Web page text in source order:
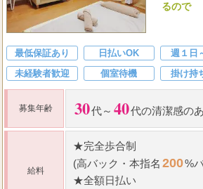
るので
最低保証あり 日払いOK 週１日
未経験者歓迎
個室待機 掛け持
募集年齢 30代～ 40代の清潔感の
給料
★完全歩合制
(高バック ・ 本指名 200%
★全額日払い